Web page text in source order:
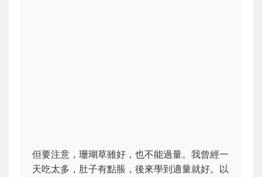
但要注意，珊瑚草雖好，也不能過量。我曾經一
天吃太多，肚子有點脹，後來學到適量就好。以